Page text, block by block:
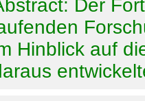
Der
Hinblick auf